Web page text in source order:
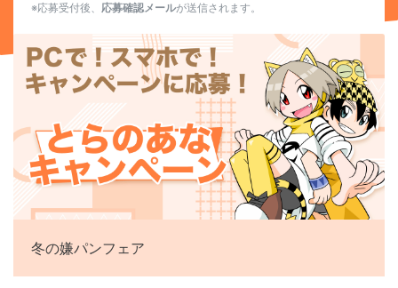
※応募受付後、 応募確認メールが送信されます。
冬の嫌パンフェア